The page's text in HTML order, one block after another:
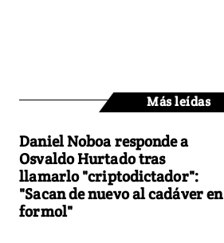
Más leídas
Daniel Noboa responde a
Osvaldo Hurtado tras
llamarlo "criptodictador":
"Sacan de nuevo al cadáver en
formol"